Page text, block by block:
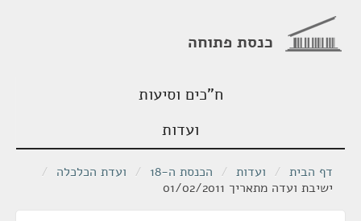
כנסת פתוחה
ח"כים וסיעות
ועדות
דף הבית / ועדות / הכנסת ה-18 / ועדת הכלכלה /
ישיבת ועדה מתאריך 01/02/2011